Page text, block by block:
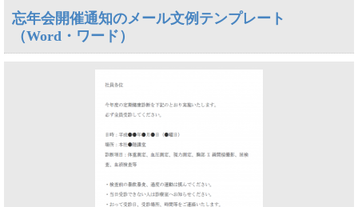
忘年会開催通知のメール文例テンプレート
（Word・ワード）